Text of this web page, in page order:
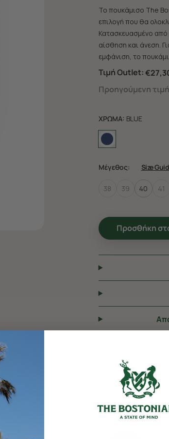
Το πουκάμισο The
επιλογή που θα
Κατασκευασμένο
αίσθηση και άνεση.
εμφάνιση, το
Τιμή Outlet:
Προηγούμενη
ΧΡΩΜΑ: BLUE
Μέγεθος: Size
38 39 40 41
Προσθήκη